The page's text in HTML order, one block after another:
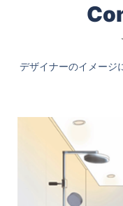
デザイナーのイメージ